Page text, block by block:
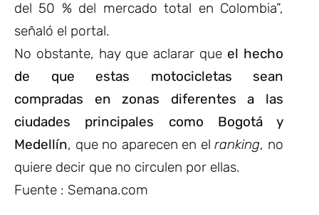
del 50 % del mercado total en Colombia”,
señaló el portal.
No obstante, hay que aclarar que el hecho
de que estas motocicletas sean
compradas en zonas diferentes a las
ciudades principales como Bogotá y
Medellín, que no aparecen en elranking, no
quiere decir que no circulen por ellas.
Fuente : Semana.com